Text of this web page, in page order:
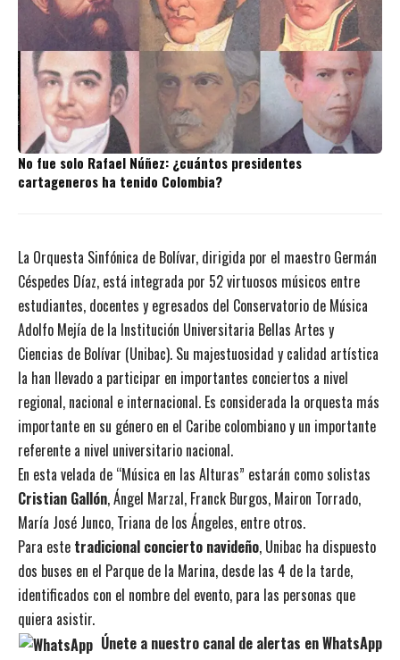
No fue solo Rafael Núñez: ¿cuántos presidentes
cartageneros ha tenido Colombia?
La Orquesta Sinfónica de Bolívar, dirigida por el maestro Germán
Céspedes Díaz, está integrada por 52 virtuosos músicos entre
estudiantes, docentes y egresados del Conservatorio de Música
Adolfo Mejía de la Institución Universitaria Bellas Artes y
Ciencias de Bolívar (Unibac). Su majestuosidad y calidad artística
la han llevado a participar en importantes conciertos a nivel
regional, nacional e internacional. Es considerada la orquesta más
importante en su género en el Caribe colombiano y un importante
referente a nivel universitario nacional.
En esta velada de “Música en las Alturas” estarán como solistas
Cristian Gallón, Ángel Marzal, Franck Burgos, Mairon Torrado,
María José Junco, Triana de los Ángeles, entre otros.
Para este tradicional concierto navideño, Unibac ha dispuesto
dos buses en el Parque de la Marina, desde las 4 de la tarde,
identificados con el nombre del evento, para las personas que
quiera asistir.
Únete a nuestro canal de alertas en WhatsApp